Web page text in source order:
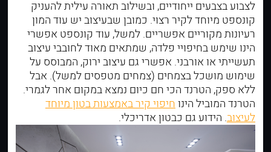
לצבוע בצבעים ייחודיים,ובשילוב תאורה עילית להעניק
קונספט מיוחד לקיר רצוי. כמובן שבעיצוב יש עוד המון
רעיונות מקוריים אפשריים. למשל, עוד קונספט אפשרי
הינו שימש בחיפויי פלדה, שמתאים מאוד לחובבי עיצוב
תעשייתי או אורבני. אפשרי גם עיצוב ירוק, המבוסס על
שימוש מושכל בצמחים (צמחים מטפסים למשל). אבל
ללא ספק, הטרנד הכי חם כיום נמצא במקום אחר לגמרי.
הטרנד המוביל הינוחיפוי קיר באמצעות בטון מיוחד
לעיצוב. הידוע גם כבטון אדריכלי.